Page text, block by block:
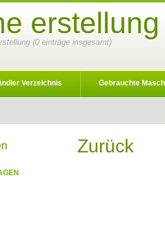
(0 einträge insgesamt)
Verzeichnis Gebrauchte
Zurück